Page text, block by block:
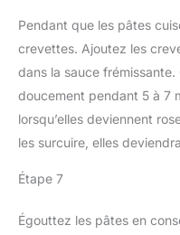
Pendant que les pâtes
crevettes. Ajoutez les
dans la sauce
doucement pendant 5 à 7
lorsqu’elles deviennent
les surcuire, elles
Étape 7
Égouttez les pâtes en